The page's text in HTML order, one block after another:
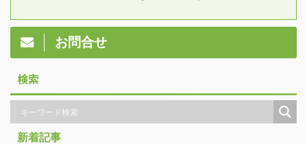
お問合せ
検索
新着記事